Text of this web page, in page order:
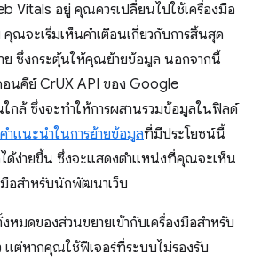
Vitals อยู่ คุณควรเปลี่ยนไปใช้เครื่องมือ
ณจะเริ่มเห็นคำเตือนเกี่ยวกับการสิ้นสุด
ซึ่งกระตุ้นให้คุณย้ายข้อมูล นอกจากนี้
อนคีย์ CrUX API ของ Google
กล้ ซึ่งจะทำให้การผสานรวมข้อมูลในฟิลด์
คำแนะนำในการย้ายข้อมูลที่มีประโยชน์นี้
ด้ง่ายขึ้น ซึ่งจะแสดงตำแหน่งที่คุณจะเห็น
มือสำหรับนักพัฒนาเว็บ
หมดของส่วนขยายเข้ากับเครื่องมือสำหรับ
ต่หากคุณใช้ฟีเจอร์ที่ระบบไม่รองรับ